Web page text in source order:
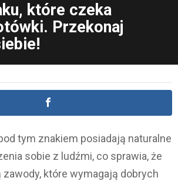
które czeka
Przekonaj
tym znakiem posiadają naturalne
sobie z ludźmi, co sprawia, że
które wymagają dobrych